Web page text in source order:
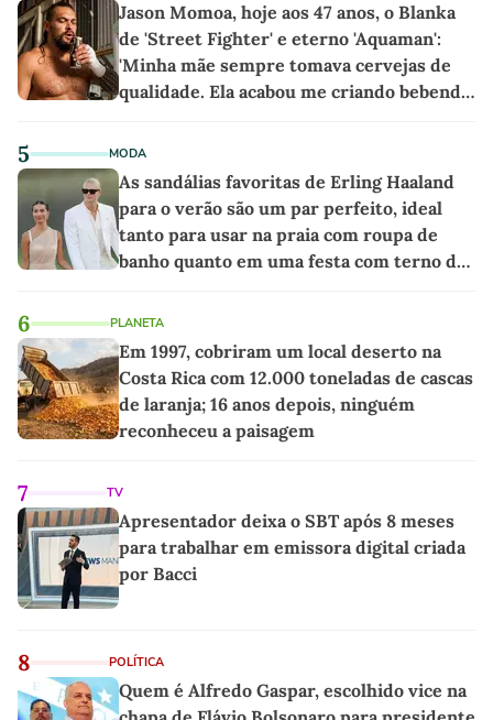
Jason Momoa, hoje aos 47 anos, o Blanka
de 'Street Fighter' e eterno 'Aquaman':
'Minha mãe sempre tomava cervejas de
qualidade. Ela acabou me criando bebendo
5 MODA
As sandálias favoritas de Erling Haaland
para o verão são um par perfeito, ideal
tanto para usar na praia com roupa de
banho quanto em uma festa com terno de
6 PLANETA
Em 1997, cobriram um local deserto na
Costa Rica com 12.000 toneladas de cascas
de laranja; 16 anos depois, ninguém
reconheceu a paisagem
7 TV
Apresentador deixa o SBT após 8 meses
para trabalhar em emissora digital criada
por Bacci
8 POLÍTICA
Quem é Alfredo Gaspar, escolhido vice na